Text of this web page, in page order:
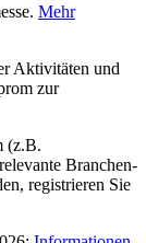
Mehr
Aktivitäten und
zur
(z.B.
Branchen-
registrieren Sie